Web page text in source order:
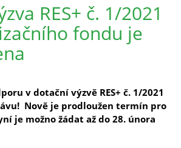
RES+ č. 1/2021
fondu je
v dotační výzvě RES+ č. 1/2021
Nově je prodloužen termín pro
je možno žádat až do 28. února